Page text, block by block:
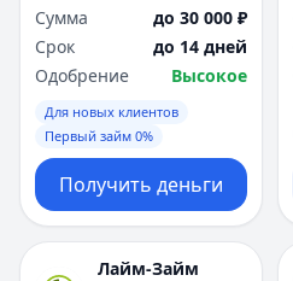
Сумма
до 30 000 ₽
Срок
до 14 дней
Одобрение
Высокое
Для новых клиентов
Первый займ 0%
Получить деньги
Лайм-Займ